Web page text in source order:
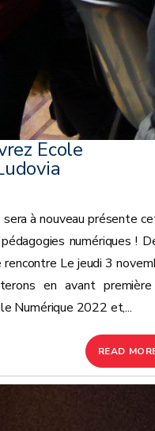
Ecole
à nouveau présente
numériques !
Le jeudi 3
en avant
Numérique 2022 et,...
READ